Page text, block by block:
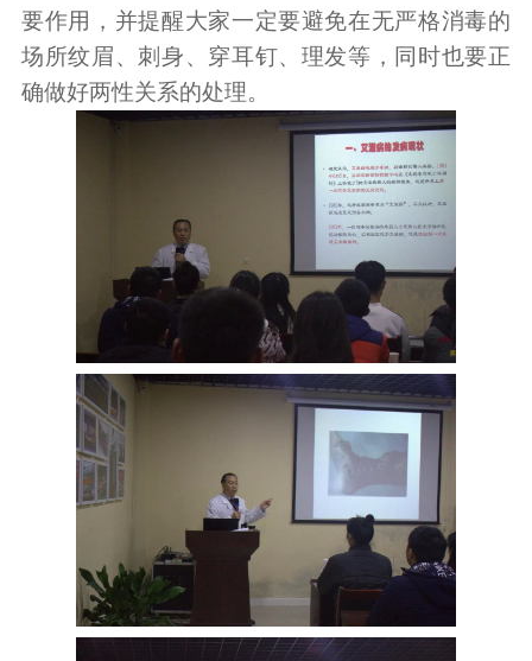
要作用，并提醒大家一定要避免在无严格消毒的
场所纹眉、刺身、穿耳钉、理发等，同时也要正
确做好两性关系的处理。